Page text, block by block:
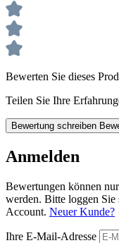
Bewerten Sie dieses
Teilen Sie Ihre
Bewertung schreiben
Anmelden
Bewertungen können
werden. Bitte loggen Sie
Account. Neuer Kunde?
Ihre E-Mail-Adresse